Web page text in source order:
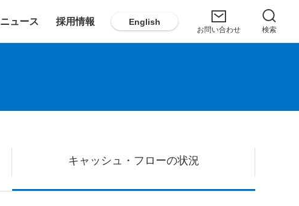
ニュース 採用情報 English
お問い合わせ 検索
キャッシュ・フローの状況